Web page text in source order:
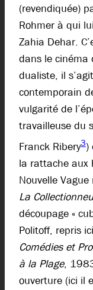
(revendiquée)
Rohmer à qui
Zahia Dehar.
dans le cinéma
dualiste, il
contemporain
vulgarité de
travailleuse du
Franck Ribery3)
la rattache aux
Nouvelle
La
découpage «
Politoff, repris
Comédies et
à la Plage,
ouverture (ici il